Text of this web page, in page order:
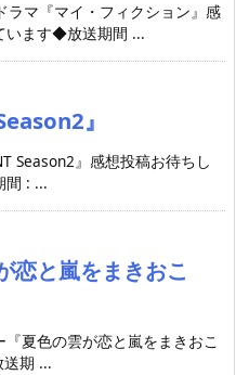
ラマ『マイ・フィクション』感
います◆放送期間 ...
』
Season2』感想投稿お待ちし
間 : ...
恋と嵐をまきおこ
夏色の雲が恋と嵐をまきおこ
期 ...